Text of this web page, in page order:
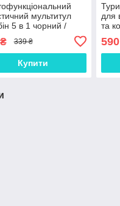
мультитул
5 в 1 чорний /
сталевий ніж з
для кемпінгу
339 ₴
Купити
для
та
590